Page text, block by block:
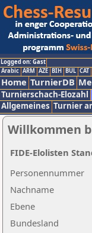
Logged on: Gast
Arabic ARM AZE BIH BUL CAT
Home TurnierDB
Turnierschach-Elozahl
Allgemeines Turnier
Willkommen
Nachname
Ebene
Personennummer
Bundesland
FIDE-Elolisten